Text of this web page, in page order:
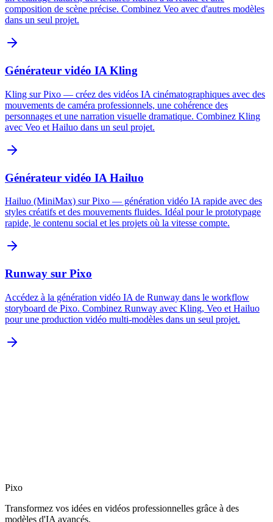
composition de scène précise. Combinez Veo avec d'autres modèles
dans un seul projet.
Générateur vidéo IA Kling
Kling sur Pixo — créez des vidéos IA cinématographiques avec des
mouvements de caméra professionnels, une cohérence des
personnages et une narration visuelle dramatique. Combinez Kling
avec Veo et Hailuo dans un seul projet.
Générateur vidéo IA Hailuo
Hailuo (MiniMax) sur Pixo — génération vidéo IA rapide avec des
styles créatifs et des mouvements fluides. Idéal pour le prototypage
rapide, le contenu social et les projets où la vitesse compte.
Runway sur Pixo
Accédez à la génération vidéo IA de Runway dans le workflow
storyboard de Pixo. Combinez Runway avec Kling, Veo et Hailuo
pour une production vidéo multi-modèles dans un seul projet.
Pixo
Transformez vos idées en vidéos professionnelles grâce à des
modèles d'IA avancés.